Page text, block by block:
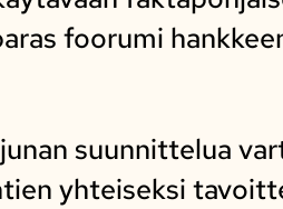
foorumi
suunnittelua
yhteiseksi